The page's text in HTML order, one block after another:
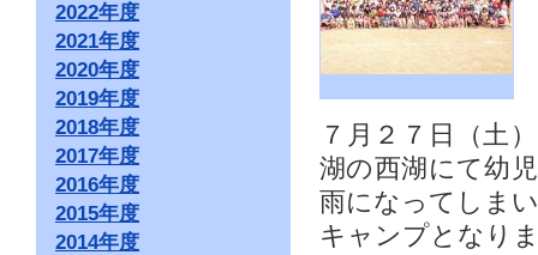
７月２７日（土
湖の西湖にて幼
雨になってしま
キャンプとなり
2022年度
2021年度
2020年度
2019年度
2018年度
2017年度
2016年度
2015年度
2014年度